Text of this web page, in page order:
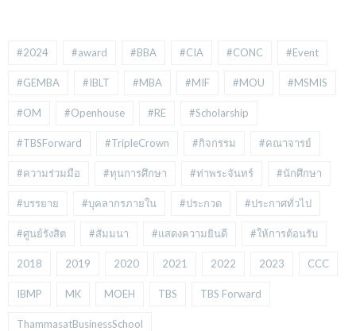
#2024 #award #BBA #CIA #CONC #Event
#GEMBA #IBLT #MBA #MIF #MOU #MSMIS
#OM #Openhouse #RE #Scholarship
#TBSForward #TripleCrown #กิจกรรม #คณาจารย์
#ความร่วมมือ #ทุนการศึกษา #ท่าพระจันทร์ #นักศึกษา
#บรรยาย #บุคลากรภายใน #ประกวด #ประกาศทั่วไป
#ศูนย์รังสิต #สัมมนา #แสดงความยินดี #ให้การต้อนรับ
2018 2019 2020 2021 2022 2023 CCC
IBMP MK MOEH TBS TBS Forward
ThammasatBusinessSchool